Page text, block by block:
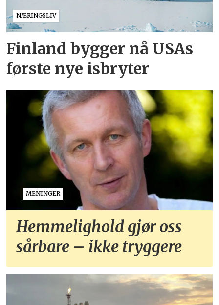
NÆRINGSLIV
Finland bygger nå USAs
første nye isbryter
MENINGER
Hemmelighold gjør oss
sårbare – ikke tryggere